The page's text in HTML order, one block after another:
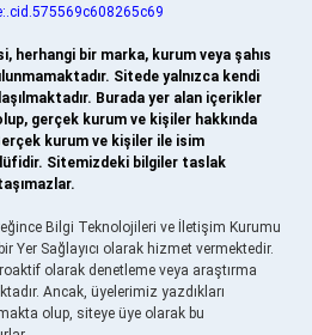
herhangi bir marka, kurum veya şahıs
Sitede yalnızca kendi
Burada yer alan içerikler
gerçek kurum ve kişiler hakkında
kurum ve kişiler ile isim
Sitemizdeki bilgiler taslak
Bilgi Teknolojileri ve İletişim Kurumu
Yer Sağlayıcı olarak hizmet vermektedir.
olarak denetleme veya araştırma
Ancak, üyelerimiz yazdıkları
olup, siteye üye olarak bu